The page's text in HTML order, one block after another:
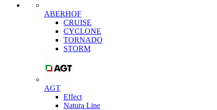
ABERHOF
CRUISE
CYCLONE
TORNADO
STORM
AGT
Effect
Natura Line